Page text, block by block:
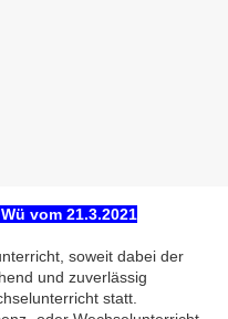
vom 21.3.2021
soweit dabei der
und zuverlässig
statt.